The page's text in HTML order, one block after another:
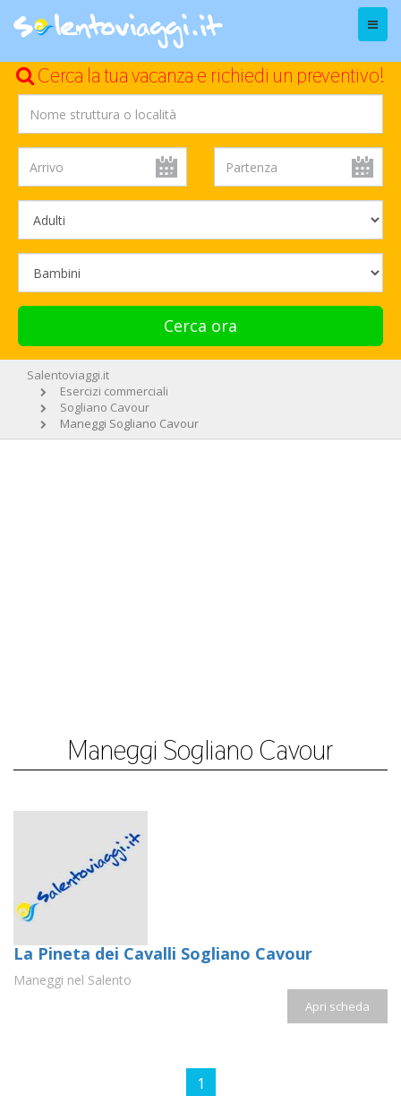
Menu
Cerca la tua vacanza e richiedi un preventivo!
Cerca ora
Salentoviaggi.it
Esercizi commerciali
Sogliano Cavour
Maneggi Sogliano Cavour
Maneggi Sogliano Cavour
La Pineta dei Cavalli Sogliano Cavour
Maneggi nel Salento
Apri scheda
1